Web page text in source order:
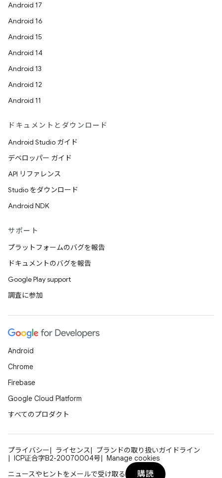
Android 17
Android 16
Android 15
Android 14
Android 13
Android 12
Android 11
ドキュメントとダウンロード
Android Studio ガイド
デベロッパー ガイド
API リファレンス
Studio をダウンロード
Android NDK
サポート
プラットフォームのバグを報告
ドキュメントのバグを報告
Google Play support
調査に参加
Android
Chrome
Firebase
Google Cloud Platform
すべてのプロダクト
プライバシー ライセンス
ブランドの取り扱いガイドライン
ICP证合字B2-20070004号
Manage cookies
ニュースやヒントをメールで受け取る
購読